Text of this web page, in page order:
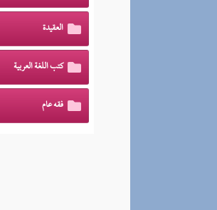
العقيدة
كتب اللغة العربية
فقه عام